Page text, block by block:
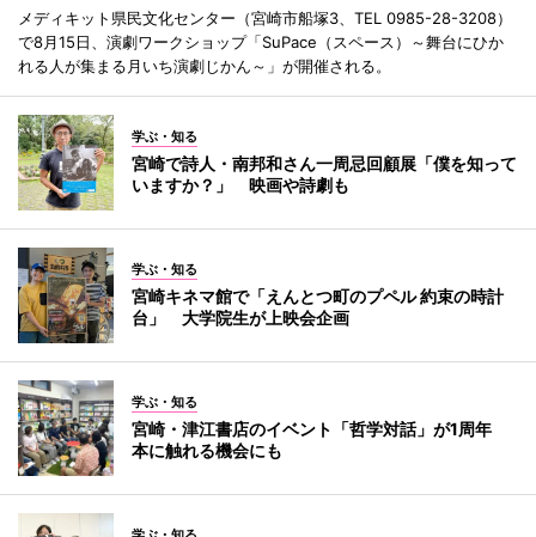
メディキット県民文化センター（宮崎市船塚3、TEL 0985-28-3208）
で8月15日、演劇ワークショップ「SuPace（スペース）～舞台にひか
れる人が集まる月いち演劇じかん～」が開催される。
学ぶ・知る
宮崎で詩人・南邦和さん一周忌回顧展「僕を知って
いますか？」 映画や詩劇も
学ぶ・知る
宮崎キネマ館で「えんとつ町のプペル 約束の時計
台」 大学院生が上映会企画
学ぶ・知る
宮崎・津江書店のイベント「哲学対話」が1周年
本に触れる機会にも